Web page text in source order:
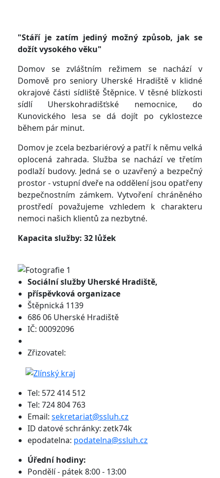
"Stáří je zatím jediný možný způsob, jak se
dožít vysokého věku"
Domov se zvláštním režimem se nachází v
Domově pro seniory Uherské Hradiště v klidné
okrajové části sídliště Štěpnice. V těsné blízkosti
sídlí Uherskohradišťské nemocnice, do
Kunovického lesa se dá dojít po cyklostezce
během pár minut.
Domov je zcela bezbariérový a patří k němu velká
oplocená zahrada. Služba se nachází ve třetím
podlaží budovy. Jedná se o uzavřený a bezpečný
prostor - vstupní dveře na oddělení jsou opatřeny
bezpečnostním zámkem. Vytvoření chráněného
prostředí považujeme vzhledem k charakteru
nemoci našich klientů za nezbytné.
Kapacita služby: 32 lůžek
Sociální služby Uherské Hradiště,
příspěvková organizace
Štěpnická 1139
686 06 Uherské Hradiště
IČ: 00092096
Zřizovatel:
Tel: 572 414 512
Tel: 724 804 763
Email: sekretariat@ssluh.cz
ID datové schránky: zetk74k
epodatelna: podatelna@ssluh.cz
Úřední hodiny:
Pondělí - pátek 8:00 - 13:00